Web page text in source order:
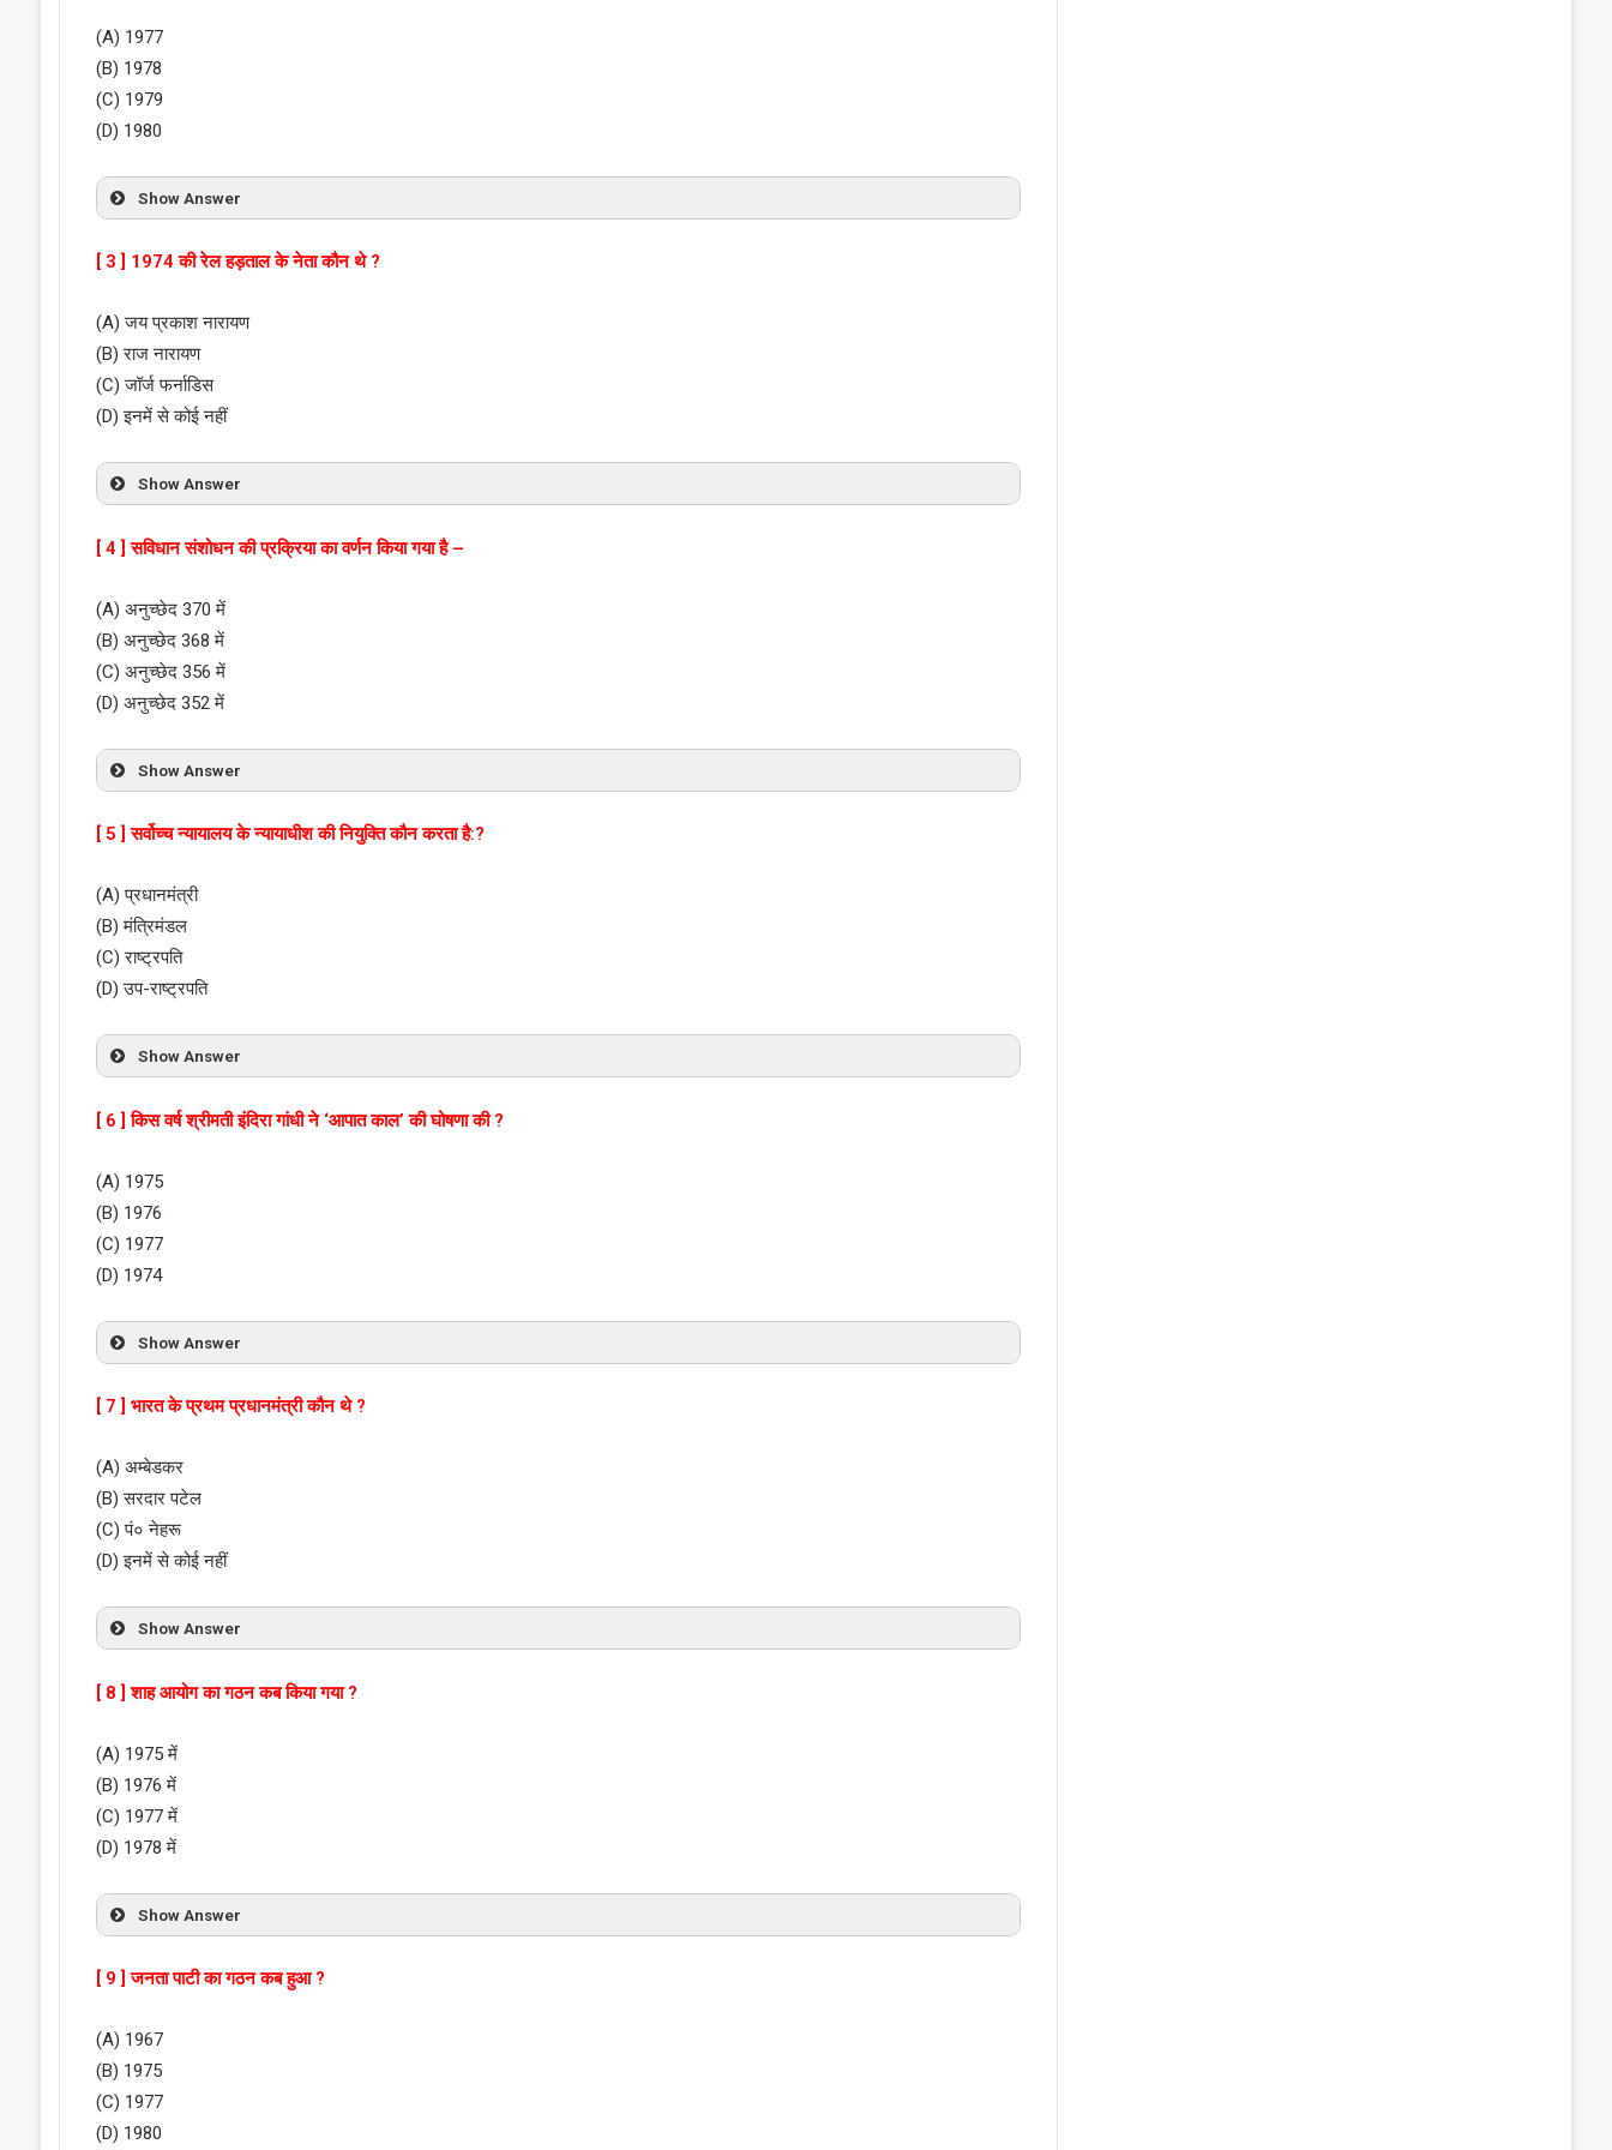
(A) 1977
(B) 1978
(C) 1979
(D) 1980
Show Answer
[ 3 ] 1974 की रेल हड़ताल के नेता कौन थे ?
(A) जय प्रकाश नारायण
(B) राज नारायण
(C) जॉर्ज फर्नाडिस
(D) इनमें से कोई नहीं
Show Answer
[ 4 ] सविधान संशोधन की प्रक्रिया का वर्णन किया गया है –
(A) अनुच्छेद 370 में
(B) अनुच्छेद 368 में
(C) अनुच्छेद 356 में
(D) अनुच्छेद 352 में
Show Answer
[ 5 ] सर्वोच्च न्यायालय के न्यायाधीश की नियुक्ति कौन करता है:?
(A) प्रधानमंत्री
(B) मंत्रिमंडल
(C) राष्ट्रपति
(D) उप-राष्ट्रपति
Show Answer
[ 6 ] किस वर्ष श्रीमती इंदिरा गांधी ने ‘आपात काल’ की घोषणा की ?
(A) 1975
(B) 1976
(C) 1977
(D) 1974
Show Answer
[ 7 ] भारत के प्रथम प्रधानमंत्री कौन थे ?
(A) अम्बेडकर
(B) सरदार पटेल
(C) पं० नेहरू
(D) इनमें से कोई नहीं
Show Answer
[ 8 ] शाह आयोग का गठन कब किया गया ?
(A) 1975 में
(B) 1976 में
(C) 1977 में
(D) 1978 में
Show Answer
[ 9 ] जनता पाटी का गठन कब हुआ ?
(A) 1967
(B) 1975
(C) 1977
(D) 1980